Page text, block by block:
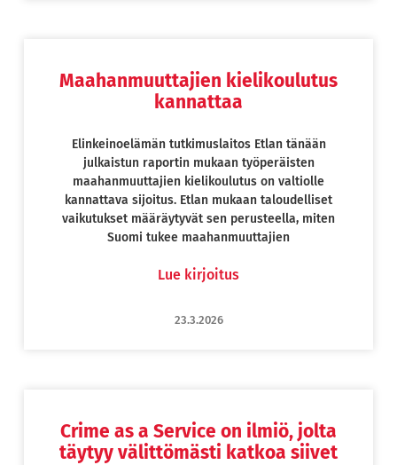
Maahanmuuttajien kielikoulutus
kannattaa
Elinkeinoelämän tutkimuslaitos Etlan tänään
julkaistun raportin mukaan työperäisten
maahanmuuttajien kielikoulutus on valtiolle
kannattava sijoitus. Etlan mukaan taloudelliset
vaikutukset määräytyvät sen perusteella, miten
Suomi tukee maahanmuuttajien
Lue kirjoitus
23.3.2026
Crime as a Service on ilmiö, jolta
täytyy välittömästi katkoa siivet